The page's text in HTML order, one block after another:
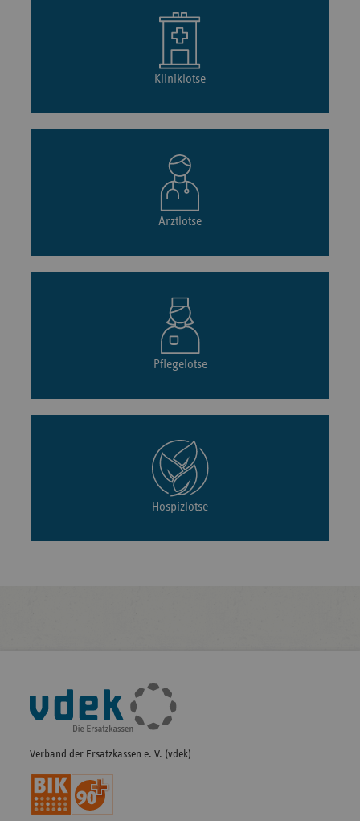
Kliniklotse
Arztlotse
Pflegelotse
Hospizlotse
Fußleisten-
Navigation
Verband der Ersatzkassen e. V. (vdek)